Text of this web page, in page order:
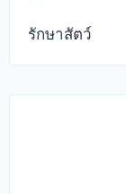
รักษาสัตว์